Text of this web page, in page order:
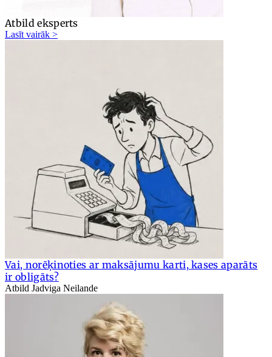
Atbild eksperts
Lasīt vairāk >
Vai, norēķinoties ar maksājumu karti, kases aparāts
ir obligāts?
Atbild Jadviga Neilande